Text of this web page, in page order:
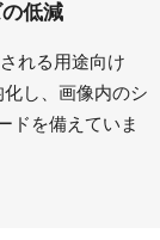
低減
れる用途向け
し、画像内のシ
ドを備えていま